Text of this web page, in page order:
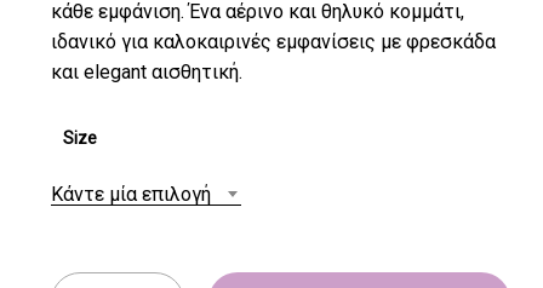
κάθε εμφάνιση. Ένα αέρινο και θηλυκό κομμάτι,
ιδανικό για καλοκαιρινές εμφανίσεις με φρεσκάδα
και elegant αισθητική.
Size
Κάντε μία επιλογή